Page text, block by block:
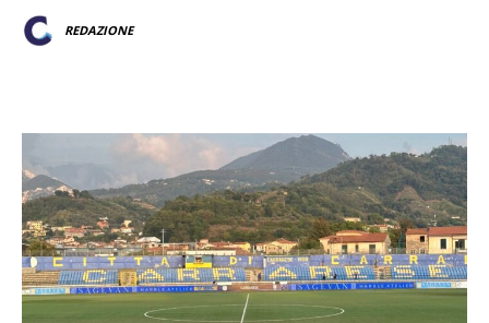
REDAZIONE